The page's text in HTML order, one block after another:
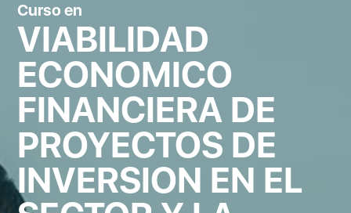
Curso en
VIABILIDAD
ECONOMICO
FINANCIERA DE
PROYECTOS DE
INVERSION EN EL